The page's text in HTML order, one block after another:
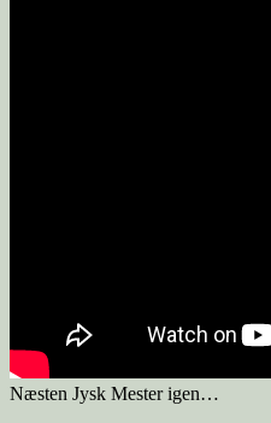
Næsten Jysk Mester igen…